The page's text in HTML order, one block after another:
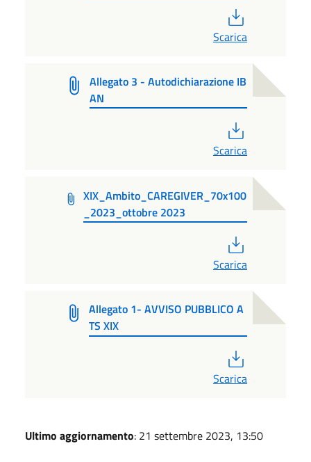
Scarica
Allegato 3 - Autodichiarazione IB
AN
Scarica
XIX_Ambito_CAREGIVER_70x100
_2023_ottobre 2023
Scarica
Allegato 1- AVVISO PUBBLICO A
TS XIX
Scarica
Ultimo aggiornamento: 21 settembre 2023, 13:50